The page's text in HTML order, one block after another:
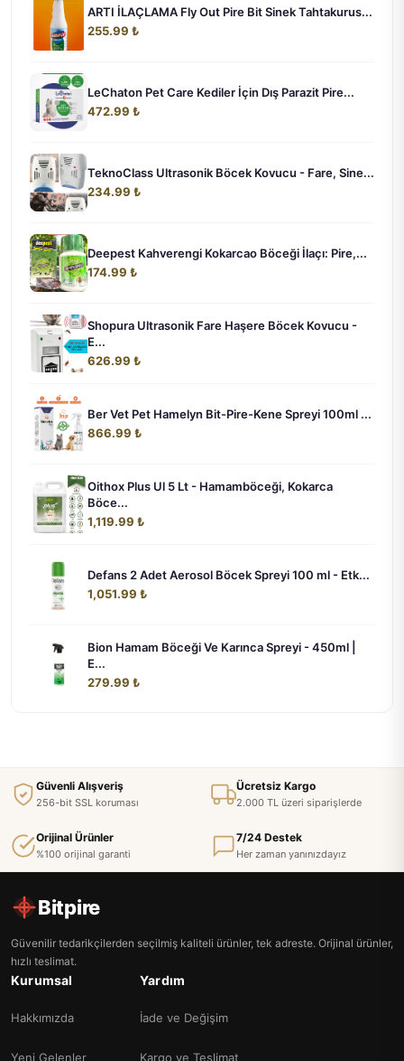
ARTI İLAÇLAMA Fly Out Pire Bit Sinek Tahtakurus...
255.99 ₺
LeChaton Pet Care Kediler İçin Dış Parazit Pire...
472.99 ₺
TeknoClass Ultrasonik Böcek Kovucu - Fare, Sine...
234.99 ₺
Deepest Kahverengi Kokarcao Böceği İlaçı: Pire,...
174.99 ₺
Shopura Ultrasonik Fare Haşere Böcek Kovucu -
E...
626.99 ₺
Ber Vet Pet Hamelyn Bit-Pire-Kene Spreyi 100ml ...
866.99 ₺
Oithox Plus Ul 5 Lt - Hamamböceği, Kokarca
Böce...
1,119.99 ₺
Defans 2 Adet Aerosol Böcek Spreyi 100 ml - Etk...
1,051.99 ₺
Bion Hamam Böceği Ve Karınca Spreyi - 450ml |
E...
279.99 ₺
Güvenli Alışveriş
256-bit SSL koruması
Ücretsiz Kargo
2.000 TL üzeri siparişlerde
Orijinal Ürünler
%100 orijinal garanti
7/24 Destek
Her zaman yanınızdayız
Bitpire
Güvenilir tedarikçilerden seçilmiş kaliteli ürünler, tek adreste. Orijinal ürünler,
hızlı teslimat.
Kurumsal
Hakkımızda
Yeni Gelenler
Yardım
İade ve Değişim
Kargo ve Teslimat